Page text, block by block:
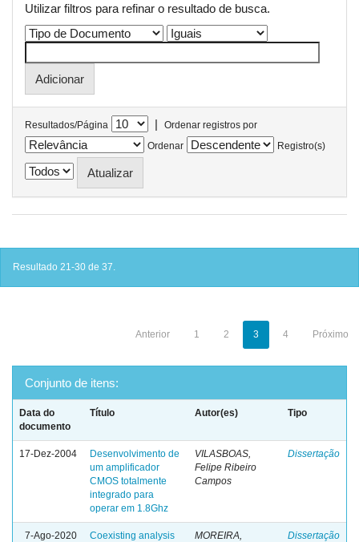
Utilizar filtros para refinar o resultado de busca.
Resultados/Página |
Ordenar registros por
Ordenar
Registro(s)
Resultado 21-30 de 37.
Anterior 1 2 3 4 Próximo
Conjunto de itens:
Data do
documento
Título Autor(es) Tipo
17-Dez-2004
Desenvolvimento de
um amplificador
CMOS totalmente
integrado para
operar em 1.8Ghz
VILASBOAS,
Felipe Ribeiro
Campos
Dissertação
7-Ago-2020
Coexisting analysis
MOREIRA,
Dissertação